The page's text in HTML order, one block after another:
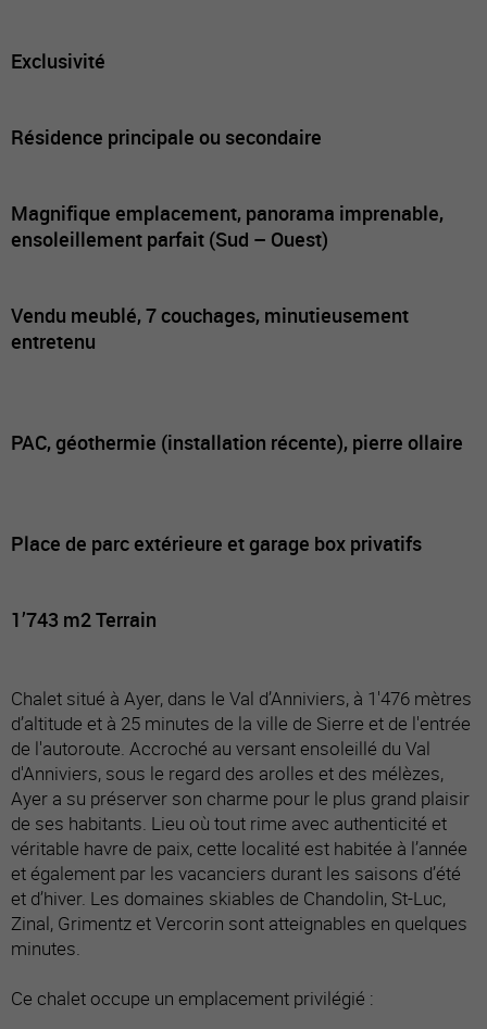
Exclusivité
Résidence principale ou secondaire
Magnifique emplacement, panorama imprenable,
ensoleillement parfait (Sud – Ouest)
Vendu meublé, 7 couchages, minutieusement
entretenu
PAC, géothermie (installation récente), pierre ollaire
Place de parc extérieure et garage box privatifs
1’743 m2 Terrain
Chalet situé à Ayer, dans le Val d’Anniviers, à 1'476 mètres
d’altitude et à 25 minutes de la ville de Sierre et de l'entrée
de l'autoroute. Accroché au versant ensoleillé du Val
d'Anniviers, sous le regard des arolles et des mélèzes,
Ayer a su préserver son charme pour le plus grand plaisir
de ses habitants. Lieu où tout rime avec authenticité et
véritable havre de paix, cette localité est habitée à l’année
et également par les vacanciers durant les saisons d’été
et d’hiver. Les domaines skiables de Chandolin, St-Luc,
Zinal, Grimentz et Vercorin sont atteignables en quelques
minutes.
Ce chalet occupe un emplacement privilégié :